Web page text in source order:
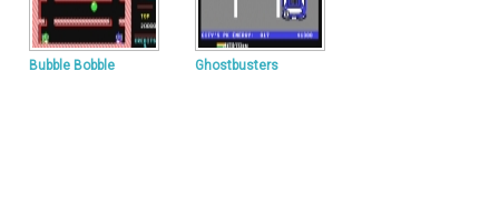
Bubble Bobble Ghostbusters